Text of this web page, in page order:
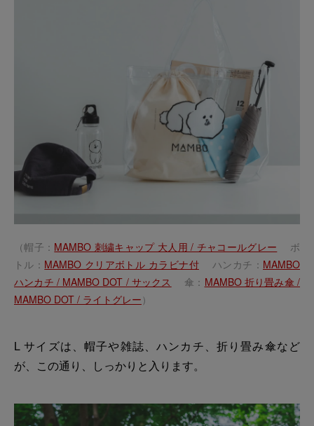
（帽子： MAMBO 刺繍キャップ 大人用 / チャコールグレー ボ
トル： MAMBO クリアボトル カラビナ付ハンカチ： MAMBO
ハンカチ / MAMBO DOT / サックス
傘： MAMBO 折り畳み傘 /
MAMBO DOT / ライトグレー ）
L サイズは、帽子や雑誌、ハンカチ、折り畳み傘など
が、この通り、しっかりと入ります。